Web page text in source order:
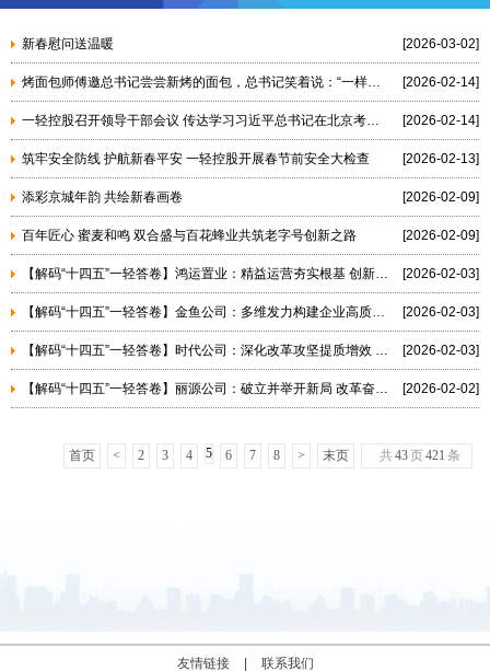
新春慰问送温暖 [2026-03-02]
烤面包师傅邀总书记尝尝新烤的面包，总书记笑着说：“一样买一个”，然后掏出20元钱 [2026-02-14]
一轻控股召开领导干部会议 传达学习习近平总书记在北京考察并看望慰问基层干部群众时的重要讲话精神 [2026-02-14]
筑牢安全防线 护航新春平安 一轻控股开展春节前安全大检查 [2026-02-13]
添彩京城年韵 共绘新春画卷 [2026-02-09]
百年匠心 蜜麦和鸣 双合盛与百花蜂业共筑老字号创新之路 [2026-02-09]
【解码“十四五”一轻答卷】鸿运置业：精益运营夯实根基 创新驱动擘画新篇 [2026-02-03]
【解码“十四五”一轻答卷】金鱼公司：多维发力构建企业高质量发展新格局 [2026-02-03]
【解码“十四五”一轻答卷】时代公司：深化改革攻坚提质增效 蓄力赋能发展向新向好 [2026-02-03]
【解码“十四五”一轻答卷】丽源公司：破立并举开新局 改革奋楫谱新篇 [2026-02-02]
首页 < 2 3 4 5 6 7 8 > 末页 共43页421 条
友情链接 | 联系我们